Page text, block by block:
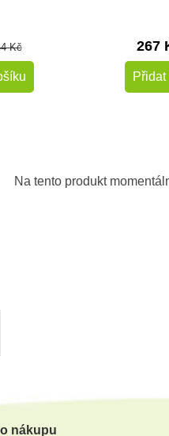
Kč 267
Na tento produkt
nákupu